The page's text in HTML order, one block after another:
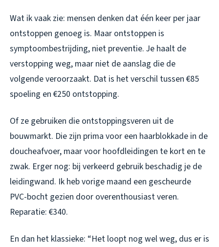
Wat ik vaak zie: mensen denken dat één keer per jaar
ontstoppen genoeg is. Maar ontstoppen is
symptoombestrijding, niet preventie. Je haalt de
verstopping weg, maar niet de aanslag die de
volgende veroorzaakt. Dat is het verschil tussen €85
spoeling en €250 ontstopping.
Of ze gebruiken die ontstoppingsveren uit de
bouwmarkt. Die zijn prima voor een haarblokkade in de
doucheafvoer, maar voor hoofdleidingen te kort en te
zwak. Erger nog: bij verkeerd gebruik beschadig je de
leidingwand. Ik heb vorige maand een gescheurde
PVC-bocht gezien door overenthousiast veren.
Reparatie: €340.
En dan het klassieke: “Het loopt nog wel weg, dus er is